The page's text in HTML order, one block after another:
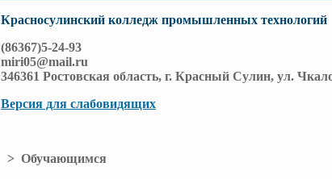
Красносулинский колледж промышленных технологий
(86367)5-24-93
miri05@mail.ru
346361 Ростовская область, г. Красный Сулин, ул.
Версия для слабовидящих
> Обучающимся